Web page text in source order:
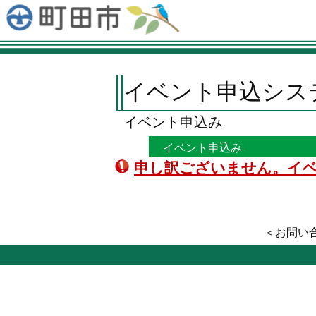
イベント申込シ
イベント 申込み
イベント 申込み
申し訳ございません。イ
＜お問い